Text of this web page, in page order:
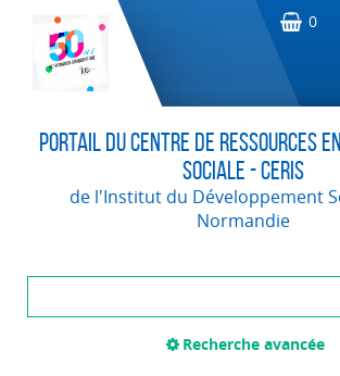
Portail du Centre de Ressources
Sociale - CERIS
de l'Institut du Développement
Normandie
Recherche avancée